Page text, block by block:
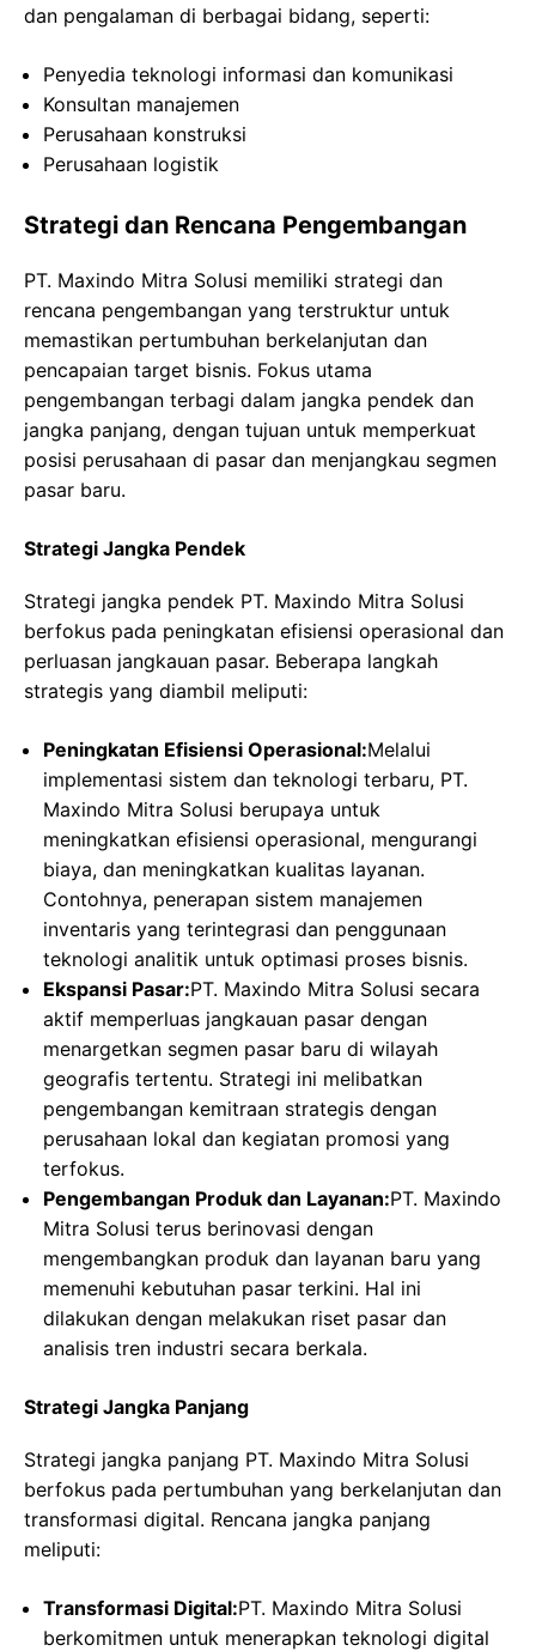
dan pengalaman di berbagai bidang, seperti:
Penyedia teknologi informasi dan komunikasi
Konsultan manajemen
Perusahaan konstruksi
Perusahaan logistik
Strategi dan Rencana Pengembangan
PT. Maxindo Mitra Solusi memiliki strategi dan
rencana pengembangan yang terstruktur untuk
memastikan pertumbuhan berkelanjutan dan
pencapaian target bisnis. Fokus utama
pengembangan terbagi dalam jangka pendek dan
jangka panjang, dengan tujuan untuk memperkuat
posisi perusahaan di pasar dan menjangkau segmen
pasar baru.
Strategi Jangka Pendek
Strategi jangka pendek PT. Maxindo Mitra Solusi
berfokus pada peningkatan efisiensi operasional dan
perluasan jangkauan pasar. Beberapa langkah
strategis yang diambil meliputi:
Peningkatan Efisiensi Operasional:Melalui
implementasi sistem dan teknologi terbaru, PT.
Maxindo Mitra Solusi berupaya untuk
meningkatkan efisiensi operasional, mengurangi
biaya, dan meningkatkan kualitas layanan.
Contohnya, penerapan sistem manajemen
inventaris yang terintegrasi dan penggunaan
teknologi analitik untuk optimasi proses bisnis.
Ekspansi Pasar:PT. Maxindo Mitra Solusi secara
aktif memperluas jangkauan pasar dengan
menargetkan segmen pasar baru di wilayah
geografis tertentu. Strategi ini melibatkan
pengembangan kemitraan strategis dengan
perusahaan lokal dan kegiatan promosi yang
terfokus.
Pengembangan Produk dan Layanan:PT. Maxindo
Mitra Solusi terus berinovasi dengan
mengembangkan produk dan layanan baru yang
memenuhi kebutuhan pasar terkini. Hal ini
dilakukan dengan melakukan riset pasar dan
analisis tren industri secara berkala.
Strategi Jangka Panjang
Strategi jangka panjang PT. Maxindo Mitra Solusi
berfokus pada pertumbuhan yang berkelanjutan dan
transformasi digital. Rencana jangka panjang
meliputi:
Transformasi Digital:PT. Maxindo Mitra Solusi
berkomitmen untuk menerapkan teknologi digital